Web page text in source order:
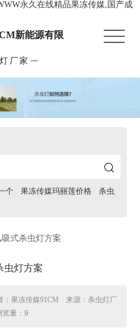
永久在线精品果冻传媒,国产成
新能源有限
厂家
个 果冻传媒玛丽莲价格
杀虫
吸式杀虫灯方案
虫灯方案
：果冻传媒91CM 来源：杀虫灯厂
： 9